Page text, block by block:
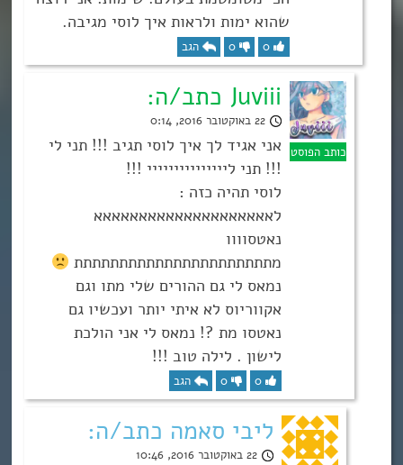
שהוא ימות ולראות איך לוסי מגיבה.
0
0 הגב
Juviii כתב/ה:
22 באוקטובר 2016, 0:14
אני אגיד לך איך לוסי תגיב !!! תני לי
!!! תני לייייייייייייייי !!!
לוסי תהיה כזה :
לאאאאאאאאאאאאאאאאאאאא
נאטסוווו
מתתתתתתתתתתתתתתתתתתתתתת
נמאס לי גם ההורים שלי מתו וגם
אקווריוס לא איתי יותר ועכשיו גם
נאטסו מת ?! נמאס לי אני הולכת
לישון . לילה טוב !!!
0
0 הגב
ליבי סאמה כתב/ה:
22 באוקטובר 2016, 10:46